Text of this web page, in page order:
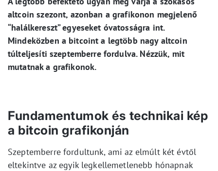
altcoin szezont, azonban a grafikonon megjelenő
“halálkereszt” egyeseket óvatosságra int.
Mindeközben a bitcoint a legtöbb nagy altcoin
túlteljesíti szeptemberre fordulva. Nézzük, mit
mutatnak a grafikonok.
Fundamentumok és technikai kép
a bitcoin grafikonján
Szeptemberre fordultunk, ami az elmúlt két évtől
eltekintve az egyik legkellemetlenebb hónapnak